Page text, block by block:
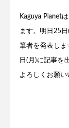
Kaguya Planet
ます。明日25
筆者を発表し
日(月)に記事を
よろしくお願い